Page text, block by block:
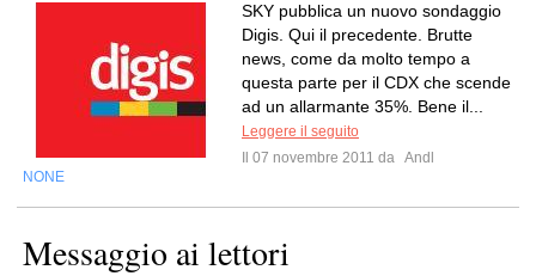
SKY pubblica un nuovo sondaggio
Digis. Qui il precedente. Brutte
news, come da molto tempo a
questa parte per il CDX che scende
ad un allarmante 35%. Bene il...
Leggere il seguito
Il 07 novembre 2011 da Andl
NONE
Messaggio ai lettori